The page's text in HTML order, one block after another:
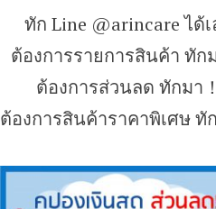
ทัก Line @arincare ได้เ
ต้องการรายการสินค้า ทักม
ต้องการส่วนลด ทักมา！
ต้องการสินค้าราคาพิเศษ ทัก